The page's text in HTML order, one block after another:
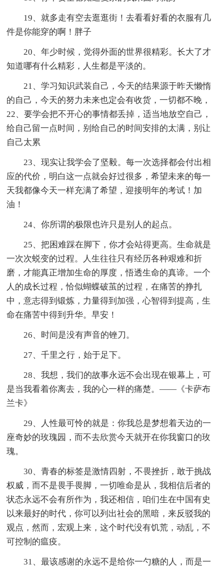
19、就多走有空去逛逛街！去看看好看的衣服有几
件是你能穿的啊！胖子
20、年少时候，觉得外面的世界很精彩。长大了才
知道哪有什么精彩，人生都是平淡的。
21、学习知识武装自己，今天的结果源于昨天懒惰
的自己，今天的努力未来也定会有收货，一切都不晚，
22、要学会把不开心的事情都丢掉，适当地放空自己，
给自己留一点时间，别给自己的时间安排的太满，别让
自己太累
23、现实让我学会了坚毅。每一次选择都会付出相
应的代价，明白这一点就会好过很多，希望未来的每一
天我都像今天一样充满了希望，迎接明年的考试！加
油！
24、你所谓的极限也许只是别人的起点。
25、把困难踩在脚下，你才会站得更高。生命就是
一次次蜕变的过程。人生往往只有经历各种艰难和折
磨，才能真正增加生命的厚度，悟透生命的真谛。一个
人的成长过程，恰似蝴蝶破茧的过程，在痛苦的挣扎
中，意志得到锻炼，力量得到加强，心智得到提高，生
命在痛苦中得到升华。早安！
26、时间是没有声音的锉刀。
27、千里之行，始于足下。
28、我想，我们的故事永远不会出现在银幕上，可
是当我看着你离去，我的心一样的痛楚。——《卡萨布
兰卡》
29、人性最可怜的就是：你我总是梦想着天边的一
座奇妙的玫瑰园，而不去欣赏今天就开在你我窗口的玫
瑰。
30、青春的标签是激情四射，不畏挫折，敢于挑战
权威，而不是畏手畏脚，一切唯命是从，我相信后者的
状态永远不会有所作为，我还相信，咱们生在中国有史
以来最好的时代，你可以列出社会的黑暗，来反驳我的
观点，然而，宏观上来，这个时代没有饥荒，动乱，不
可控制的瘟疫。
31、最该感谢的永远不是给你一勺糖的人，而是一